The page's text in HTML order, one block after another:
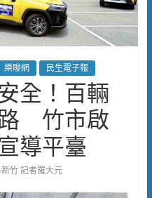
樂聯網 民生電子報
全！百輛
竹市啟
導平臺
竹 記者羅大元